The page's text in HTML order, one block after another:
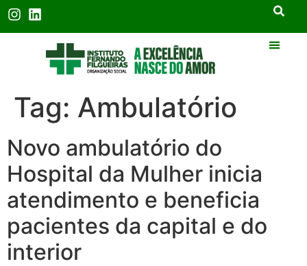
Tag: Ambulatório
Novo ambulatório do
Hospital da Mulher inicia
atendimento e beneficia
pacientes da capital e do
interior